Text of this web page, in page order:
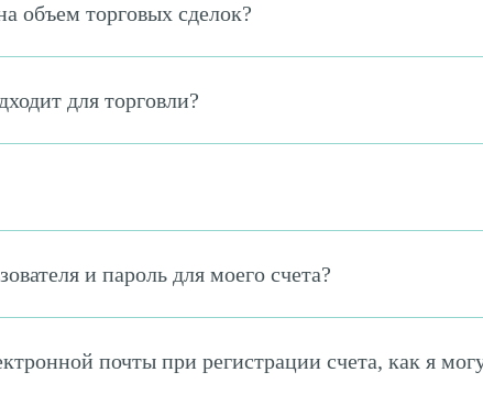
объем торговых сделок?
для торговли?
и пароль для моего счета?
почты при регистрации счета, как я